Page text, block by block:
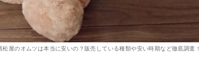
松屋のオムツは本当に安いの？販売している種類や安い時期など徹底調査！